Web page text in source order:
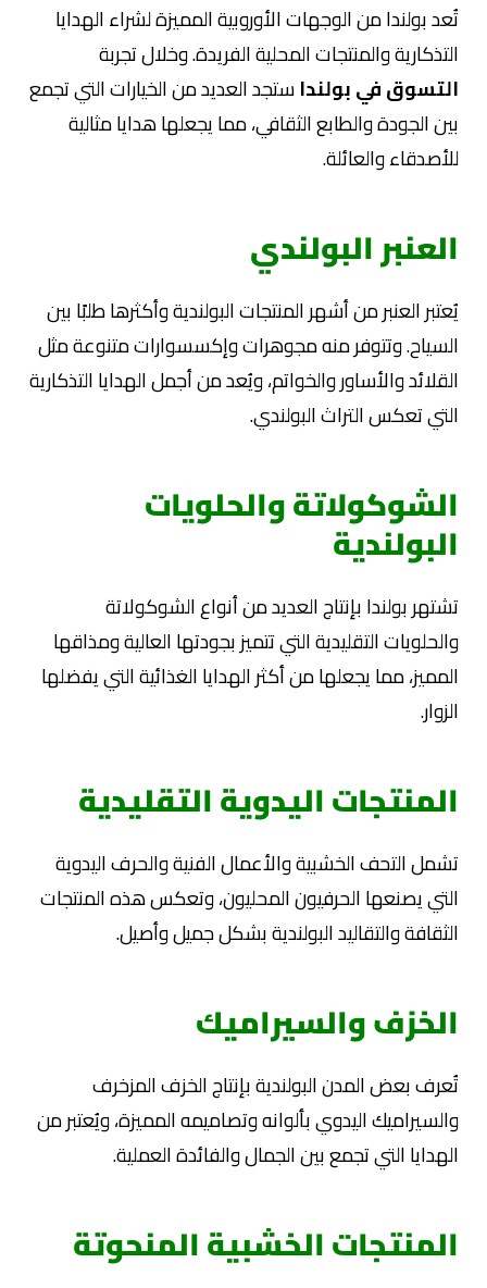
تُعد بولندا من الوجهات الأوروبية المميزة لشراء الهدايا
التذكارية والمنتجات المحلية الفريدة. وخلال تجربة
التسوق في بولنداستجد العديد من الخيارات التي تجمع
بين الجودة والطابع الثقافي، مما يجعلها هدايا مثالية
للأصدقاء والعائلة.
العنبر البولندي
يُعتبر العنبر من أشهر المنتجات البولندية وأكثرها طلبًا بين
السياح. وتتوفر منه مجوهرات وإكسسوارات متنوعة مثل
القلائد والأساور والخواتم، ويُعد من أجمل الهدايا التذكارية
التي تعكس التراث البولندي.
الشوكولاتة والحلويات
البولندية
تشتهر بولندا بإنتاج العديد من أنواع الشوكولاتة
والحلويات التقليدية التي تتميز بجودتها العالية ومذاقها
المميز، مما يجعلها من أكثر الهدايا الغذائية التي يفضلها
الزوار.
المنتجات اليدوية التقليدية
تشمل التحف الخشبية والأعمال الفنية والحرف اليدوية
التي يصنعها الحرفيون المحليون، وتعكس هذه المنتجات
الثقافة والتقاليد البولندية بشكل جميل وأصيل.
الخزف والسيراميك
تُعرف بعض المدن البولندية بإنتاج الخزف المزخرف
والسيراميك اليدوي بألوانه وتصاميمه المميزة، ويُعتبر من
الهدايا التي تجمع بين الجمال والفائدة العملية.
المنتجات الخشبية المنحوتة